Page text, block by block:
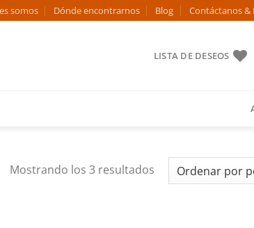
somos Dónde encontrarnos Blog Contáctanos &
LISTA DE DESEOS
Mostrando los 3 resultadosOrdenado
por